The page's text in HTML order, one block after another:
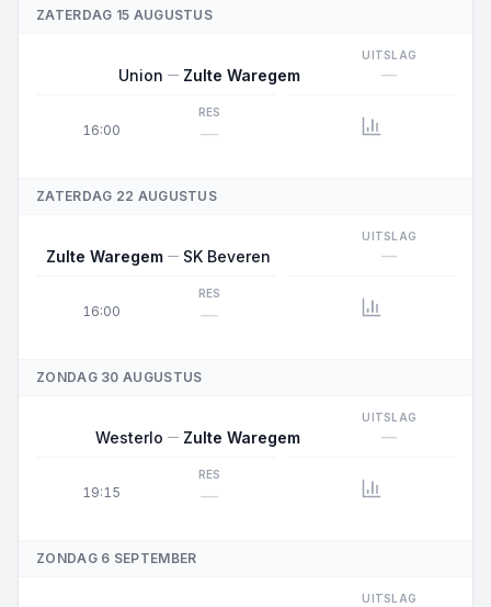
ZATERDAG 15 AUGUSTUS
16:00
Union Zulte Waregem
UITSLAG
—
RES
—
ZATERDAG 22 AUGUSTUS
16:00
Zulte Waregem SK Beveren
UITSLAG
—
RES
—
ZONDAG 30 AUGUSTUS
19:15
Westerlo Zulte Waregem
UITSLAG
—
RES
—
ZONDAG 6 SEPTEMBER
UITSLAG